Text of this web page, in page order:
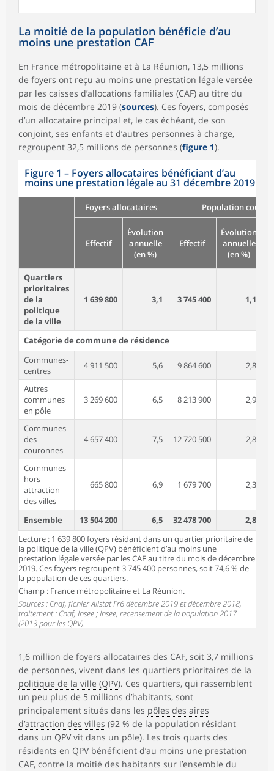
La moitié de la population bénéficie d’au
moins une prestation CAF
En France métropolitaine et à La Réunion, 13,5 millions
de foyers ont reçu au moins une prestation légale versée
par les caisses d’allocations familiales (CAF) au titre du
mois de décembre 2019 (sources). Ces foyers, composés
d’un allocataire principal et, le cas échéant, de son
conjoint, ses enfants et d’autres personnes à charge,
regroupent 32,5 millions de personnes (figure 1).
Figure 1 – Foyers allocataires bénéficiant d’au
moins une prestation légale au 31 décembre 2019
Foyers allocataires Population
Effectif
Évolution
annuelle
(en %)
Effectif
Évolution
annuelle
(en %)
Quartiers
prioritaires
de la
politique
de la ville
1 639 800 3,1 3 745 400 1,1
Catégorie de commune de résidence
Communes-
centres
4 911 500 5,6 9 864 600 2,8
Autres
communes
en pôle
3 269 600 6,5 8 213 900 2,9
Communes
des
couronnes
4 657 400 7,5 12 720 500 2,8
Communes
hors
attraction
des villes
665 800 6,9 1 679 700 2,3
Ensemble 13 504 200 6,5 32 478 700
2,8
Lecture : 1 639 800 foyers résidant dans un quartier prioritaire de
la politique de la ville (QPV) bénéficient d’au moins une
prestation légale versée par les CAF au titre du mois de décembre
2019. Ces foyers regroupent 3 745 400 personnes, soit 74,6 % de
la population de ces quartiers.
Champ : France métropolitaine et La Réunion.
Sources : Cnaf, fichier Allstat Fr6 décembre 2019 et décembre 2018,
traitement : Cnaf, Insee ; Insee, recensement de la population 2017
(2013 pour les QPV).
1,6 million de foyers allocataires des CAF, soit 3,7 millions
de personnes, vivent dans les quartiers prioritaires de la
politique de la ville (QPV). Ces quartiers, qui rassemblent
un peu plus de 5 millions d’habitants, sont
principalement situés dans les pôles des aires
d’attraction des villes (92 % de la population résidant
dans un QPV vit dans un pôle). Les trois quarts des
résidents en QPV bénéficient d’au moins une prestation
CAF, contre la moitié des habitants sur l’ensemble du